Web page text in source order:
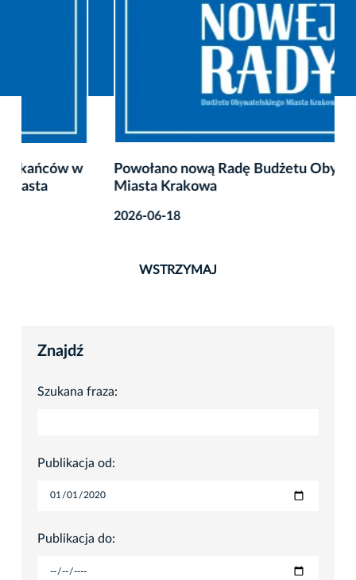
Powołano nową Radę Budżetu Obywatelskiego
Miasta Krakowa
WSTRZYMAJ
Znajdź
Szukana fraza:
Publikacja od:
Publikacja do: